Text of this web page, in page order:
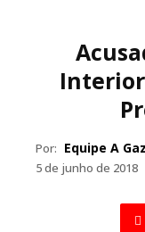
Por: Equipe A
5 de junho de 2018